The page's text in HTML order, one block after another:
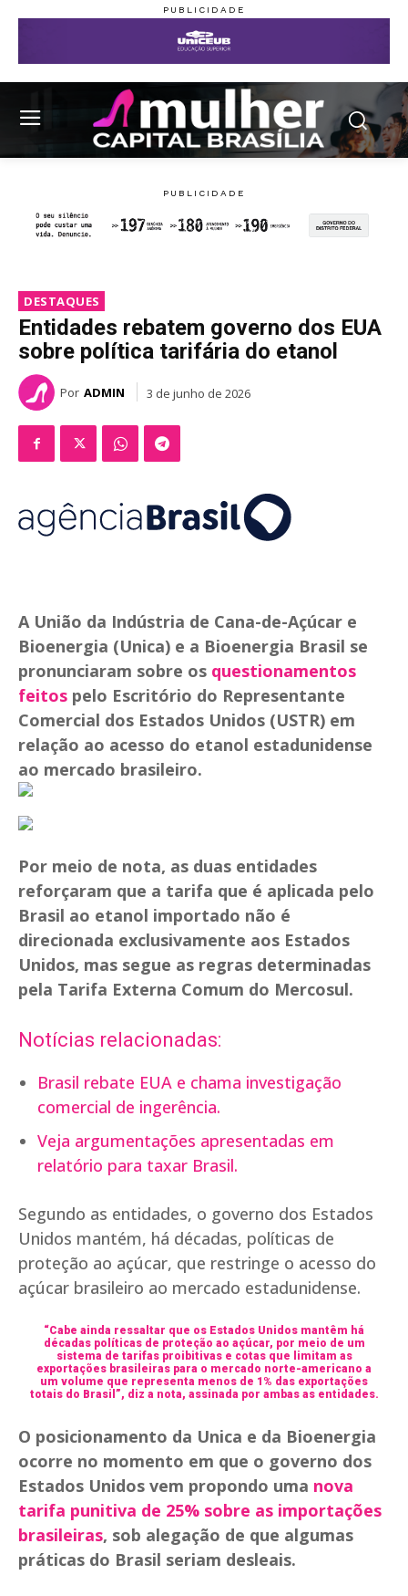
DESTAQUES
Entidades rebatem governo dos EUA
sobre política tarifária do etanol
Por ADMIN 3 de junho de 2026
A União da Indústria de Cana-de-Açúcar e
Bioenergia (Unica) e a Bioenergia Brasil se
pronunciaram sobre os questionamentos
feitos pelo Escritório do Representante
Comercial dos Estados Unidos (USTR) em
relação ao acesso do etanol estadunidense
ao mercado brasileiro.
Por meio de nota, as duas entidades
reforçaram que a tarifa que é aplicada pelo
Brasil ao etanol importado não é
direcionada exclusivamente aos Estados
Unidos, mas segue as regras determinadas
pela Tarifa Externa Comum do Mercosul.
Notícias relacionadas:
Brasil rebate EUA e chama investigação
comercial de ingerência.
Veja argumentações apresentadas em
relatório para taxar Brasil.
Segundo as entidades, o governo dos Estados
Unidos mantém, há décadas, políticas de
proteção ao açúcar, que restringe o acesso do
açúcar brasileiro ao mercado estadunidense.
“Cabe ainda ressaltar que os Estados Unidos mantêm há
décadas políticas de proteção ao açúcar, por meio de um
sistema de tarifas proibitivas e cotas que limitam as
exportações brasileiras para o mercado norte-americano a
um volume que representa menos de 1% das exportações
totais do Brasil”, diz a nota, assinada por ambas as entidades.
O posicionamento da Unica e da Bioenergia
ocorre no momento em que o governo dos
Estados Unidos vem propondo uma nova
tarifa punitiva de 25% sobre as importações
brasileiras, sob alegação de que algumas
práticas do Brasil seriam desleais.